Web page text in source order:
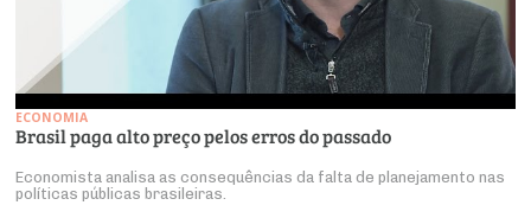
ECONOMIA
Brasil paga alto preço pelos erros do passado
Economista analisa as consequências da falta de planejamento nas
políticas públicas brasileiras.